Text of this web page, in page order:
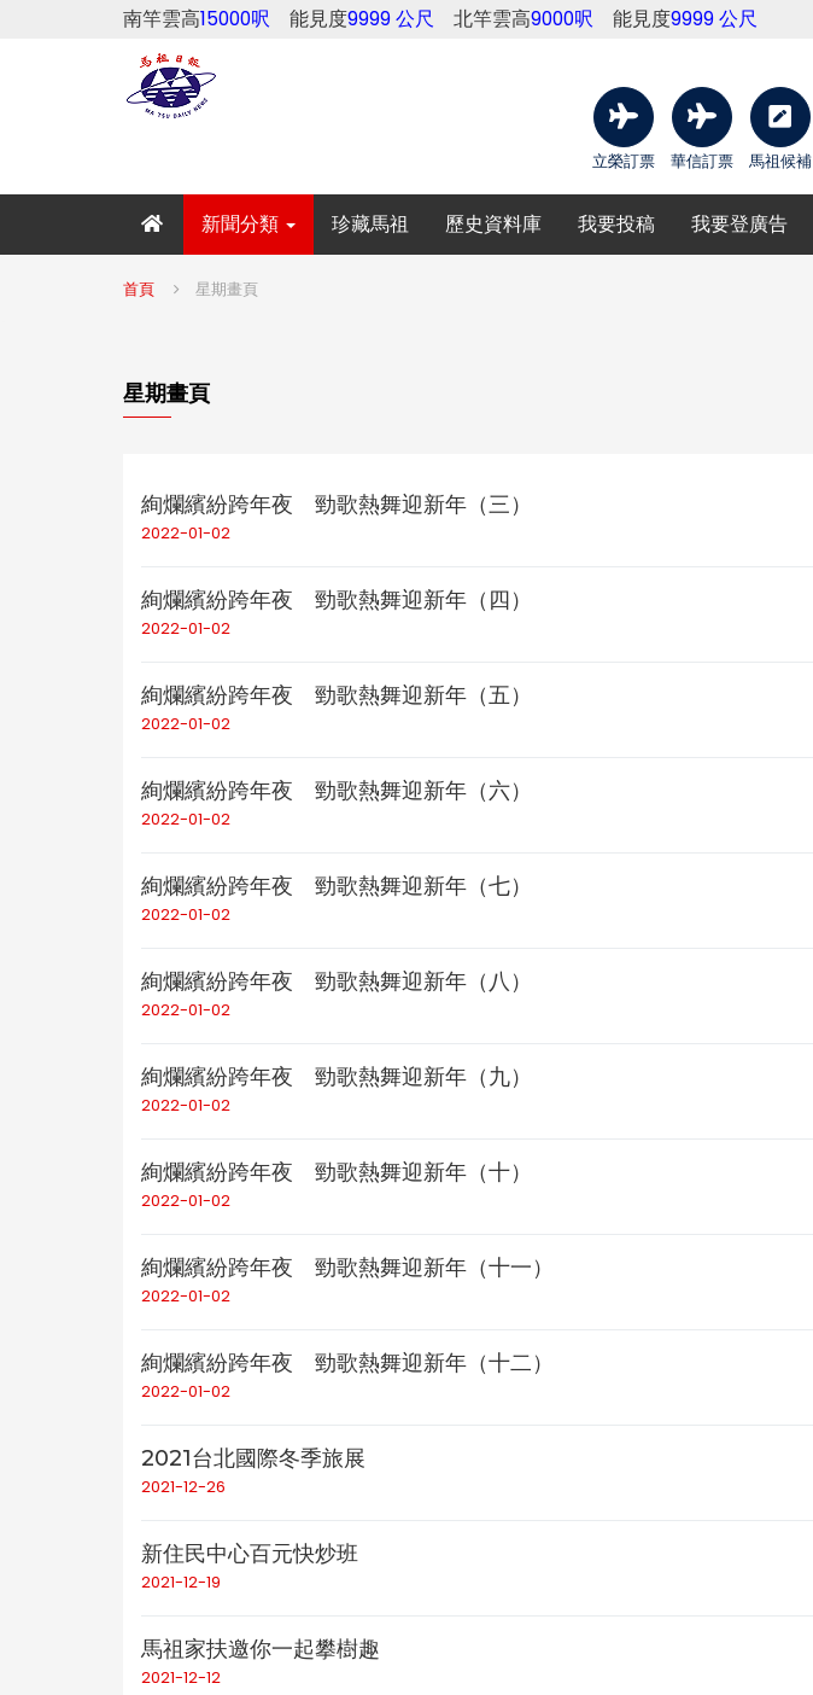
南竿雲高15000呎 能見度9999 公尺 北竿雲高9000呎 能見度9999 公尺
立榮訂票 華信訂票 馬祖候補
新聞分類 珍藏馬祖 歷史資料庫 我要投稿 我要登廣告
首頁 星期畫頁
星期畫頁
絢爛繽紛跨年夜 勁歌熱舞迎新年（三）
2022-01-02
絢爛繽紛跨年夜 勁歌熱舞迎新年（四）
2022-01-02
絢爛繽紛跨年夜 勁歌熱舞迎新年（五）
2022-01-02
絢爛繽紛跨年夜 勁歌熱舞迎新年（六）
2022-01-02
絢爛繽紛跨年夜 勁歌熱舞迎新年（七）
2022-01-02
絢爛繽紛跨年夜 勁歌熱舞迎新年（八）
2022-01-02
絢爛繽紛跨年夜 勁歌熱舞迎新年（九）
2022-01-02
絢爛繽紛跨年夜 勁歌熱舞迎新年（十）
2022-01-02
絢爛繽紛跨年夜 勁歌熱舞迎新年（十一）
2022-01-02
絢爛繽紛跨年夜 勁歌熱舞迎新年（十二）
2022-01-02
2021台北國際冬季旅展
2021-12-26
新住民中心百元快炒班
2021-12-19
馬祖家扶邀你一起攀樹趣
2021-12-12